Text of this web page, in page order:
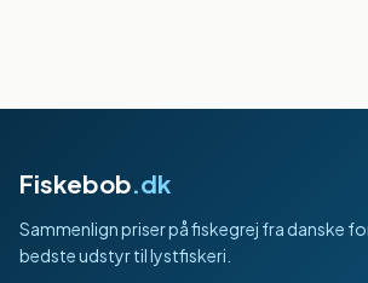
Fiskebob.dk
Sammenlign priser på fiskegrej fra danske
bedste udstyr til lystfiskeri.